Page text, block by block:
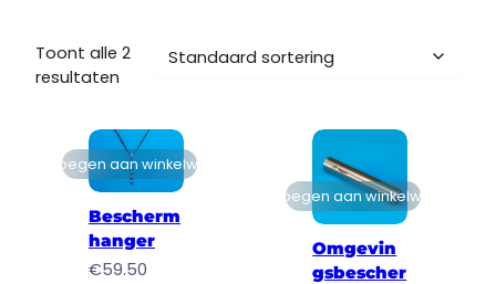
Toont alle 2
resultaten
Toevoegen aan winkelwagen
Bescherm
hanger
€59.50
Toevoegen aan winkelwagen
Omgevin
gsbescher